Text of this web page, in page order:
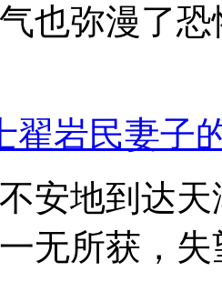
也弥漫了
翟岩民妻子
安地到达
无所获，